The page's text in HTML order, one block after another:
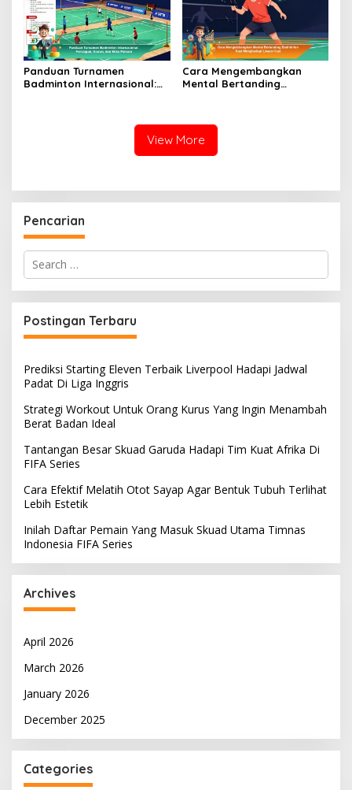
Panduan Turnamen
Badminton Internasional:
Cara Mengembangkan
Mental Bertanding
View More
Pencarian
Search
for:
Postingan Terbaru
Prediksi Starting Eleven Terbaik Liverpool Hadapi Jadwal
Padat Di Liga Inggris
Strategi Workout Untuk Orang Kurus Yang Ingin Menambah
Berat Badan Ideal
Tantangan Besar Skuad Garuda Hadapi Tim Kuat Afrika Di
FIFA Series
Cara Efektif Melatih Otot Sayap Agar Bentuk Tubuh Terlihat
Lebih Estetik
Inilah Daftar Pemain Yang Masuk Skuad Utama Timnas
Indonesia FIFA Series
Archives
April 2026
March 2026
January 2026
December 2025
Categories